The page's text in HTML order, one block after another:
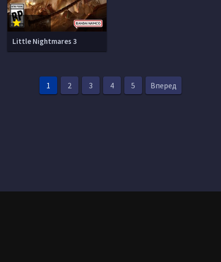
Little Nightmares 3
1 2 3 4 5 Вперед